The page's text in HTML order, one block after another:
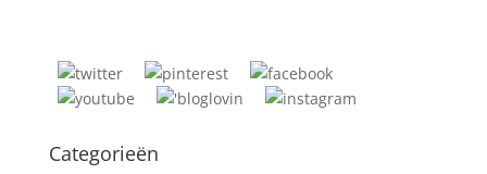
Categorieën